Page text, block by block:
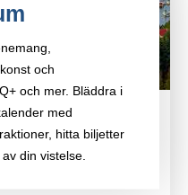
och
och mer. Bläddra i
med
hitta biljetter
din vistelse.